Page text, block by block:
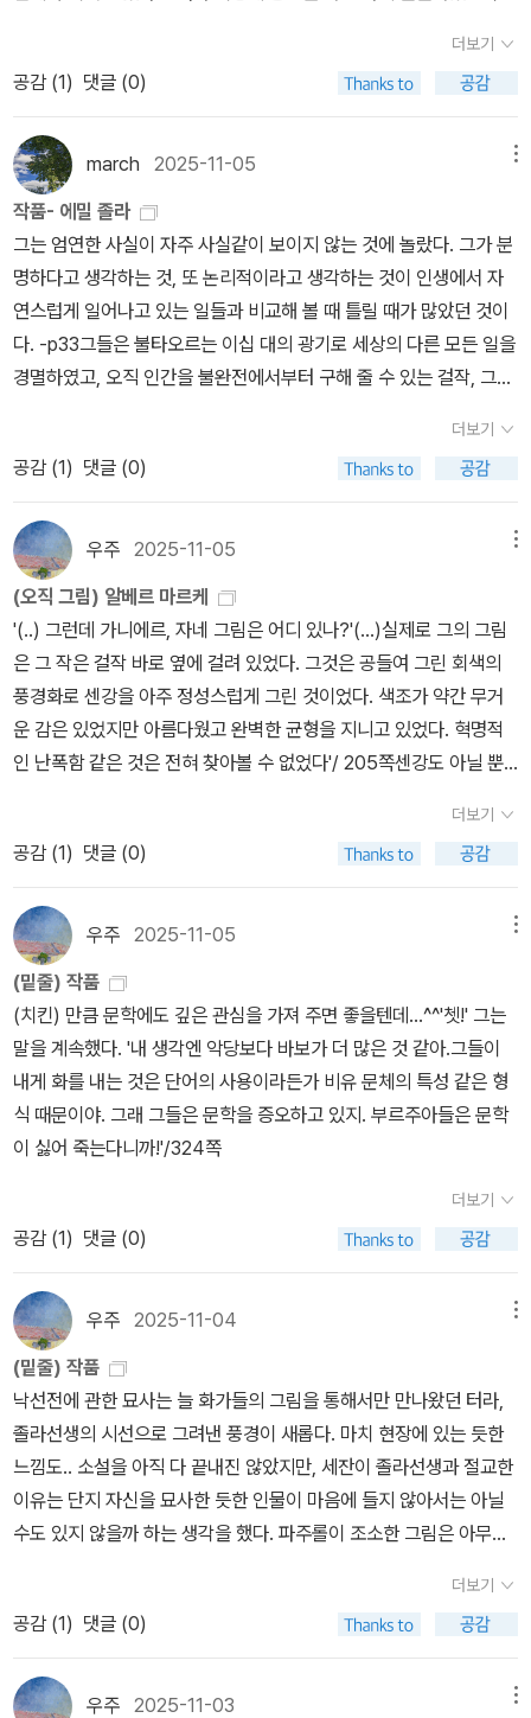
는 대범하게 마음을 열고 연인보다는 어머니의 역활을 해야겠다는 생
각이 들었다/355쪽
더보기
공감 (1) 댓글 (0)
march 2025-11-05
작품- 에밀 졸라
그는 엄연한 사실이 자주 사실같이 보이지 않는 것에 놀랐다. 그가 분
명하다고 생각하는 것, 또 논리적이라고 생각하는 것이 인생에서 자
연스럽게 일어나고 있는 일들과 비교해 볼 때 틀릴 때가 많았던 것이
다. -p33그들은 불타오르는 이십 대의 광기로 세상의 다른 모든 일을
경멸하였고, 오직 인간을 불완전에서부터 구해 줄 수 있는 걸작, 그래
정 하나만을 지니고 있었다. 그들은 얼마나 갈망했던가! 자기들이 피
워놓은 불꽃 속에 스스로를 불사르기를! -p143
더보기
공감 (1) 댓글 (0)
우주 2025-11-05
(오직 그림) 알베르 마르케
'(..) 그런데 가니에르, 자네 그림은 어디 있나?'(...)실제로 그의 그림
은 그 작은 걸작 바로 옆에 걸려 있었다. 그것은 공들여 그린 회색의
풍경화로 센강을 아주 정성스럽게 그린 것이었다. 색조가 약간 무거
운 감은 있었지만 아름다웠고 완벽한 균형을 지니고 있었다. 혁명적
인 난폭함 같은 것은 전혀 찾아볼 수 없었다'/ 205쪽센강도 아닐 뿐
묘사 (그랑 오귀스탱 강변길) 가 반가웠다. 해서 그런데 회색빛 풍경
의 그림보다, 화가의 다른 풍경화 그림이 나를 더 유혹했다. 책에서 설
명되어진 풍경화에 대한 설명과 더 잘 맞는 듯한 그림이 아닐까 싶
다.'풍경은 지금의 자기와 눈앞의 세계가 만날 때 태어난다. 이 세상
속에 존재하는 자신과 자신이 대면하는 세계를 '나'와 '너'의 관계로 규
정함으로써 발생한다. 따라서 풍경은 무엇보다 관계의 미학이 되는
셈이다. 그러니까 풍경이란 투사된 대지의 형태를 지칭하는 것이 아
니라 그것을 계기로 하여 인간의 내부에서 발생하는 이미지 현상이라
고 말할 수 있다.'/200쪽 풍경화에서 또 다른 이미지들을 보게 되는
건 그러니까.. 지극히 자연(?)스러운 현상이었던 거다.알베르 마르케
의 강변길보다.. 나무를 그려낸 그림이 더 인상적으로 다가온 이유다^
더보기
공감 (1) 댓글 (0)
우주 2025-11-05
(밑줄) 작품
(치킨) 만큼 문학에도 깊은 관심을 가져 주면 좋을텐데...^^'쳇!' 그는
말을 계속했다. '내 생각엔 악당보다 바보가 더 많은 것 같아.그들이
내게 화를 내는 것은 단어의 사용이라든가 비유 문체의 특성 같은 형
식 때문이야. 그래 그들은 문학을 증오하고 있지. 부르주아들은 문학
이 싫어 죽는다니까!'/324쪽
더보기
공감 (1) 댓글 (0)
우주 2025-11-04
(밑줄) 작품
낙선전에 관한 묘사는 늘 화가들의 그림을 통해서만 만나왔던 터라,
졸라선생의 시선으로 그려낸 풍경이 새롭다. 마치 현장에 있는 듯한
느낌도.. 소설을 아직 다 끝내진 않았지만, 세잔이 졸라선생과 절교한
이유는 단지 자신을 묘사한 듯한 인물이 마음에 들지 않아서는 아닐
수도 있지 않을까 하는 생각을 했다. 파주롤이 조소한 그림은 아무리
지 않았다. 그는 계속 그림을 관찰하면서 군중의 반응을 살폈다.(...)
그에게는 아직까지 클로드의 영향이 남아 있었다.그는 그것을 흠뻑
받아들였고, 영원히 자기 것으로 만들었다.(..) 다만 그는 그런 그림을
전시하는 클로드를 말도 안 되는 바보라고 생각했다. 대중의 지식 수
더보기
공감 (1) 댓글 (0)
우주 2025-11-03